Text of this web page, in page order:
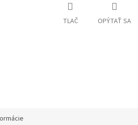
TLAČ OPÝTAŤ SA